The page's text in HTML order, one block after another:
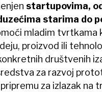
startupovima,
starima do
mladim tvrtkama
proizvod ili
društvenih
za razvoj
za izlazak na